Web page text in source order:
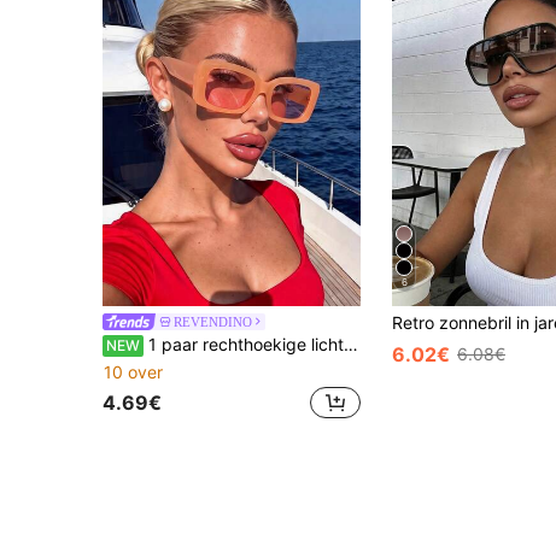
REVENDINO
NEW 1 paar rechthoekige lichtgekleurde veelzijdige zonnebrillen voor dames, geschikt als leuke fotorekwisieten voor koppels, essentieel voor romantische evenementen | vakantiebrillen | decoratieve tekstdetails, bruiloftsdecoratie
10 over
4.69€
6
6.02€ 6.08€